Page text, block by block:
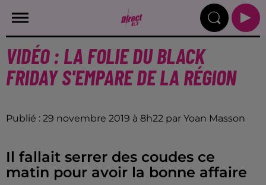
VIDÉO : LA FOLIE DU BLACK
FRIDAY S'EMPARE DE LA RÉGION
Publié : 29 novembre 2019 à 8h22 par Yoan Masson
Il fallait serrer des coudes ce
matin pour avoir la bonne affaire